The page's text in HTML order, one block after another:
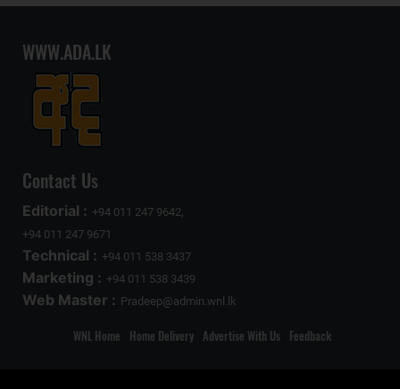
WWW.ADA.LK
Contact Us
Editorial : +94 011 247 9642,
+94 011 247 9671
Technical : +94 011 538 3437
Marketing : +94 011 538 3439
Web Master : Pradeep@admin.wnl.lk
WNL Home Home Delivery Advertise With Us Feedback